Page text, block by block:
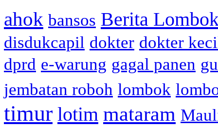
ahok bansos Berita
disdukcapil dokter dokter
dprd e-warung gagal panen
jembatan roboh lombok
timur lotim mataram